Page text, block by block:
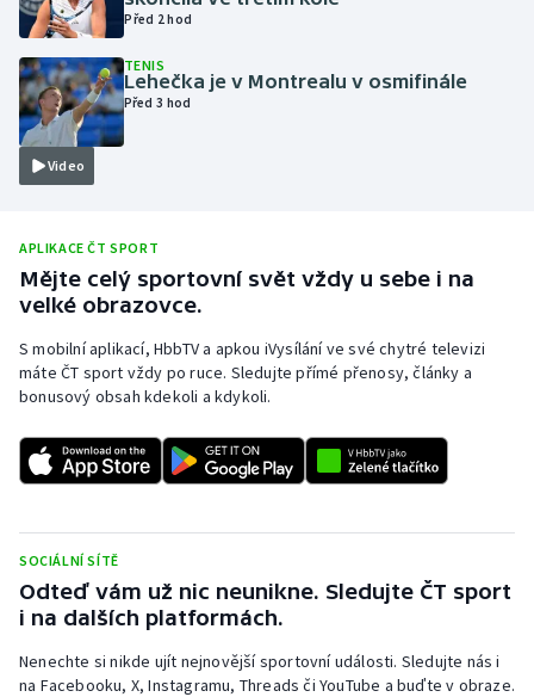
Olympijské hry
Parasport
Plavání
Ragby
Rychlobruslení
Rychlostní kanoistika
Sportovní střelba
Stolní tenis
Triatlon
Veslování
Před 2 hod
Video
TENIS
Lehečka je v Montrealu v osmifinále
Před 3 hod
APLIKACE ČT SPORT
Mějte celý sportovní svět vždy u sebe i na
velké obrazovce.
S mobilní aplikací, HbbTV a apkou iVysílání ve své chytré televizi
máte ČT sport vždy po ruce. Sledujte přímé přenosy, články a
bonusový obsah kdekoli a kdykoli.
SOCIÁLNÍ SÍTĚ
Odteď vám už nic neunikne. Sledujte ČT sport
i na dalších platformách.
Nenechte si nikde ujít nejnovější sportovní události. Sledujte nás i
na Facebooku, X, Instagramu, Threads či YouTube a buďte v obraze.